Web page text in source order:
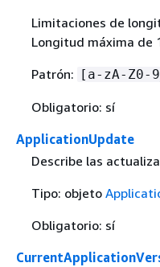
Limitaciones de
Longitud máxima de
Patrón: [a-zA-Z0-
Obligatorio: sí
ApplicationUpdate
Describe las
Tipo: objeto
Obligatorio: sí